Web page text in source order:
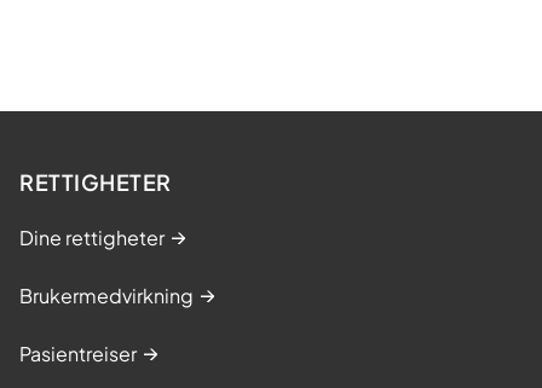
RETTIGHETER
Dine rettigheter
Brukermedvirkning
Pasientreiser